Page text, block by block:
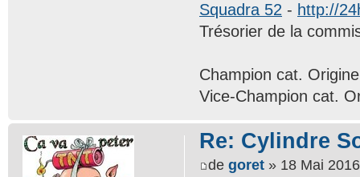
Squadra 52 - http://
Trésorier de la
Champion cat.
Vice-Champion cat.
Re: Cylindre
de goret » 18 Mai